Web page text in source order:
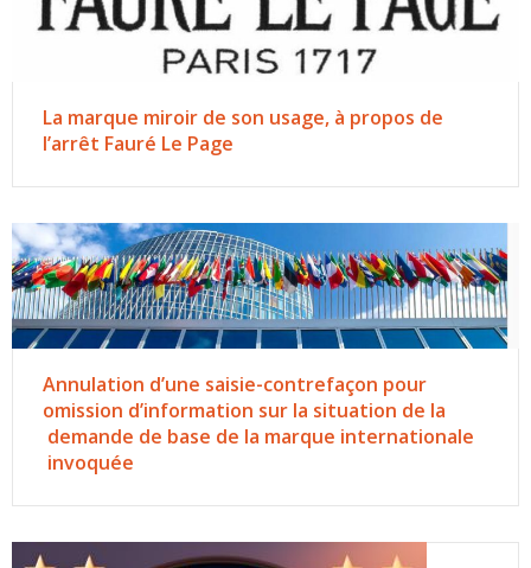
La marque miroir de son usage, à propos de
l’arrêt Fauré Le Page
Annulation d’une saisie-contrefaçon pour
omission d’information sur la situation de la
demande de base de la marque internationale
invoquée